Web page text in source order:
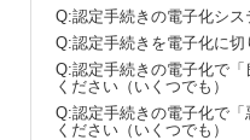
Q:認定手続きの電子化シ
Q:認定手続きを電子化に
Q:認定手続きの電子化で
ください（いくつでも）
Q:認定手続きの電子化で
ください（いくつでも）